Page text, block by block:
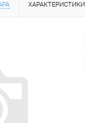
ХАРАКТЕРИСТИКИ